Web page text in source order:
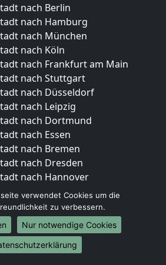
nach Berlin
nach Hamburg
nach München
nach Köln
nach Frankfurt am Main
nach Stuttgart
nach Düsseldorf
nach Leipzig
nach Dortmund
nach Essen
nach Bremen
nach Dresden
nach Hannover
nach Nürnberg
nach Duisburg
nach Bochum
nach Wuppertal
nach Bielefeld
verwendet Cookies um die
zu verbessern.
Nur notwendige Cookies